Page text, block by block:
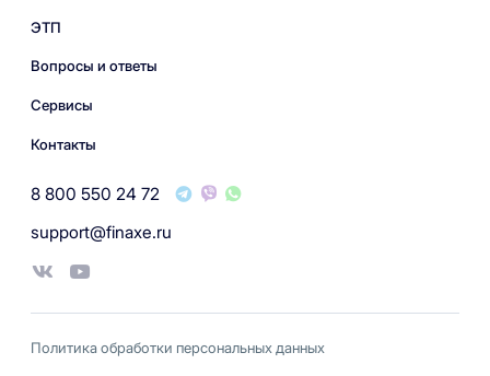
ЭТП
Вопросы и ответы
Сервисы
Контакты
8 800 550 24 72
support@finaxe.ru
Политика обработки персональных данных